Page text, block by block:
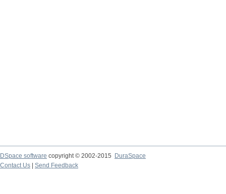
DSpace software copyright © 2002-2015
DuraSpace
Contact Us
Send Feedback